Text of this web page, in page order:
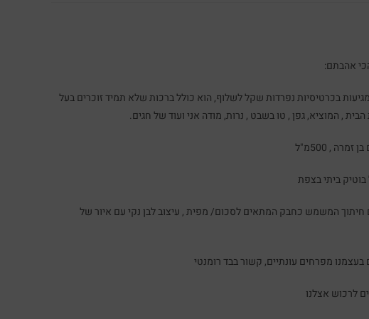
אהבתם:
, המגיעות בכרטיסיות נפרדות שקל לשלוף, הוא כולל ברכות שלא תמיד זוכרים בעל
, המוציא, גפן , טו בשבט , נרות, מודה אני ועוד של חגים.
, 500מ"ל
ביתי בצפת
, עם חיתוך המשמש כחבק המתאים לסכום/ מפית , עיצוב לבן נקי עם איור של
מפרחים עונתיים, קשור בבד רומנטי
לרכוש אצלנו